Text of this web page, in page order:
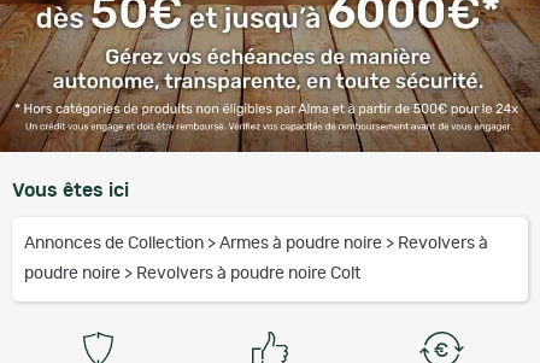
Vous êtes ici
Annonces de Collection > Armes à poudre noire > Revolvers à
poudre noire > Revolvers à poudre noire Colt